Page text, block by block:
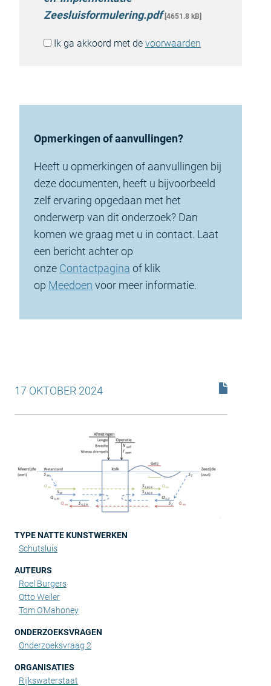
Zeesluisformulering.pdf[4651.8 kB]
Ik ga akkoord met de voorwaarden
Opmerkingen of aanvullingen?
Heeft u opmerkingen of aanvullingen bij
deze documenten, heeft u bijvoorbeeld
zelf ervaring opgedaan met het
onderwerp van dit onderzoek? Dan
komen we graag met u in contact. Laat
een bericht achter op
onze Contactpagina of klik
op Meedoen voor meer informatie.
17 OKTOBER 2024
TYPE NATTE KUNSTWERKEN
Schutsluis
AUTEURS
Roel Burgers
Otto Weiler
Tom O’Mahoney
ONDERZOEKSVRAGEN
Onderzoeksvraag 2
ORGANISATIES
Rijkswaterstaat